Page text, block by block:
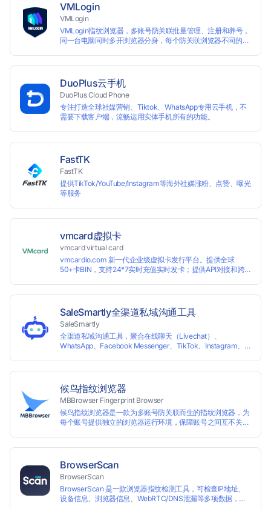
VMLogin
VMLogin
VMLogin指纹浏览器，多账号防关联批量管理、注册和养号，
同一台电脑同时多开浏览器分身，每个防关联浏览器不同的
DuoPlus云手机
DuoPlus Cloud Phone
专注打造全球社媒营销、Tiktok、WhatsApp专用云手机，不
需要下载客户端，流畅运用实体手机所有的功能。
FastTK
FastTK
提供TikTok/YouTube/Instagram等海外社媒涨粉、点赞、曝光
等服务
vmcard虚拟卡
vmcard virtual card
vmcardio.com 新一代企业级虚拟卡发行平台。提供全球
50+卡BIN，支持24*7实时充值实时发卡；提供API对接和跨
SaleSmartly全渠道私域沟通工具
SaleSmartly
全渠道私域沟通工具，聚合在线聊天（Livechat）、
WhatsApp、Facebook Messenger、TikTok、Instagram、
候鸟指纹浏览器
MBBrowser Fingerprint Browser
候鸟指纹浏览器是一款为多账号防关联而生的指纹浏览器，为
每个账号提供独立的浏览器运行环境，保障账号之间互不关
个账号的使用场景。 候鸟指纹浏览器适用于跨境电商多店铺运
营、海淘代购、Affiliate广告联盟、SEO优化、社交媒体营销
等多种行业应用。
BrowserScan
BrowserScan
BrowserScan 是一款浏览器指纹检测工具，可检查IP地址、
设备信息、浏览器信息、WebRTC/DNS泄漏等多项数据，保